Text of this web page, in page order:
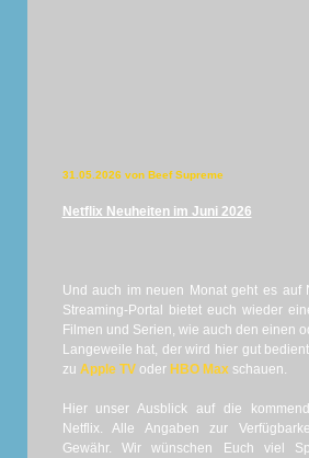
31.05.2026 von Beef Supreme
Netflix Neuheiten im Juni 2026
Und auch im neuen Monat geht es auf
Streaming-Portal bietet euch wieder
Filmen und Serien, wie auch den einen
Langeweile hat, der wird hier gut
zu Apple TVoder HBO Maxschauen.
Hier unser Ausblick auf die
Netflix. Alle Angaben zur
Gewähr. Wir wünschen Euch viel